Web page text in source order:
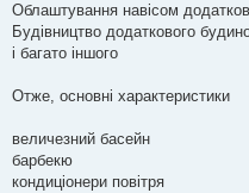
Облаштування навісом
Будівництво додаткового
і багато іншого
Отже, основні характеристики
величезний басейн
барбекю
кондиціонери повітря